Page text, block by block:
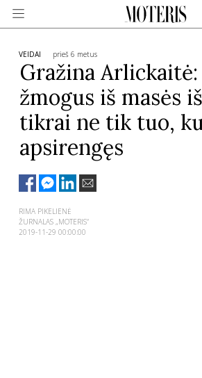
VEIDAI
MONARCHIJA
MADA
GROŽIS
VEIDAI prieš 6 metus
Gražina
žmogus iš masės
tikrai ne tik tuo,
apsirengęs
RIMA PIKELIENĖ
ŽURNALAS „MOTERIS“
2019-11-29 00:00:00